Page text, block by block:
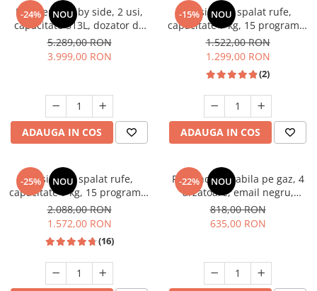
Zootehnie
Foarfeci tuns oi
Incubatoare oua
-24% NOU
Frigider side by side, 2 usi,
capacitate 513L, dozator de
apa si gheata, FULL NO
FROST, afisaj LCD, dual
inverter,Samus SSX-670NFIDE
5.289,00 RON
3.999,00 RON
ADAUGA IN COS
-15% NOU
Masina de spalat rufe,
capacitate 7 kg, 15 programe,
afisaj LED, 1200 Rpm, alb,
HEINNER
1.522,00 RON
1.299,00 RON
(2)
ADAUGA IN COS
-25% NOU
Masina de spalat rufe,
capacitate 9 kg, 15 programe,
1400 Rpm, clasa A, Slim,
motor Inverter, Samus WSLI-
9144
2.088,00 RON
1.572,00 RON
(16)
-22% NOU
Plita incorporabila pe gaz, 4
arzatoare, email negru,
gratare din fonta, aprindere
electrica, Samus
818,00 RON
635,00 RON